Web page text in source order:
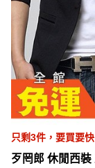
只剩3件， 要買要快
歹罔郎 休閒西